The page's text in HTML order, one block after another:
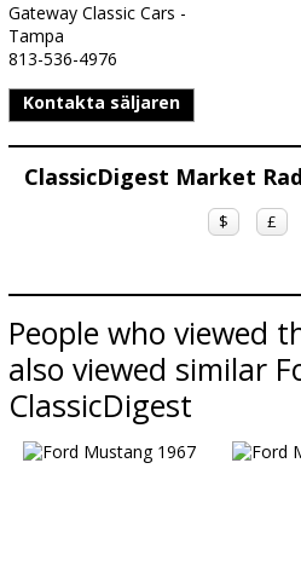
Gateway Classic Cars -
Tampa
813-536-4976
Kontakta säljaren
ClassicDigest Market
$ £
People who viewed
also viewed similar
ClassicDigest